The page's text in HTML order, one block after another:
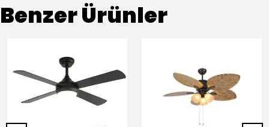
Benzer Ürünler